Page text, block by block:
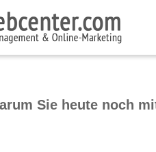
Sie heute noch